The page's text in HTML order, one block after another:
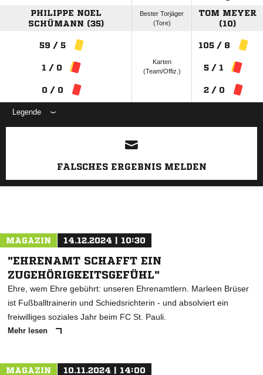
PHILIPPE NOEL
SCHÜMANN (35)
Bester Torjäger
(Tore)
TOM MEYER
(10)
59 / 5
1 / 0
0 / 0
Karten
(Team/Offiz.)
105 / 8
5 / 1
2 / 0
Legende
ANZEIGE
FALSCHES ERGEBNIS MELDEN
MAGAZIN 14.12.2024 | 10:30
"EHRENAMT SCHAFFT EIN
ZUGEHÖRIGKEITSGEFÜHL"
Ehre, wem Ehre gebührt: unseren Ehrenamtlern. Marleen Brüser
ist Fußballtrainerin und Schiedsrichterin - und absolviert ein
freiwilliges soziales Jahr beim FC St. Pauli.
Mehr lesen
MAGAZIN 10.11.2024 | 14:00